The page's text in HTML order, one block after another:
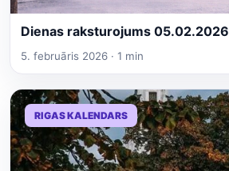
Dienas raksturojums 05.02.2026
5. februāris 2026 · 1 min
RIGAS KALENDARS